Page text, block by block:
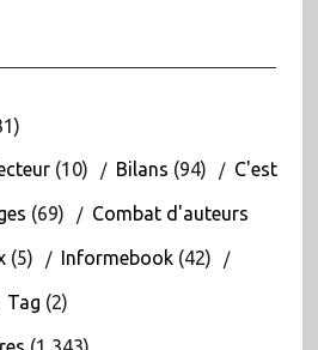
(10) Bilans (94) C'est
(69) Combat d'auteurs
(5) Informebook(42)
Tag (2)